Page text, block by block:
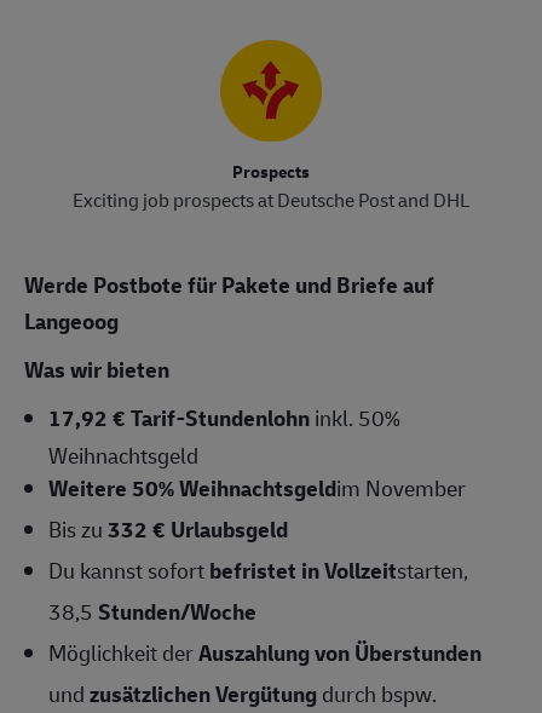
Prospects
Exciting job prospects at Deutsche Post and DHL
Werde Postbote für Pakete und Briefe auf
Langeoog
Was wir bieten
17,92 € Tarif-Stundenlohninkl. 50%
Weihnachtsgeld
Weitere 50% Weihnachtsgeldim November
Bis zu332 € Urlaubsgeld
Du kannst sofortbefristet in Vollzeitstarten,
38,5 Stunden/Woche
Möglichkeit derAuszahlung von Überstunden
undzusätzlichen Vergütungdurch bspw.